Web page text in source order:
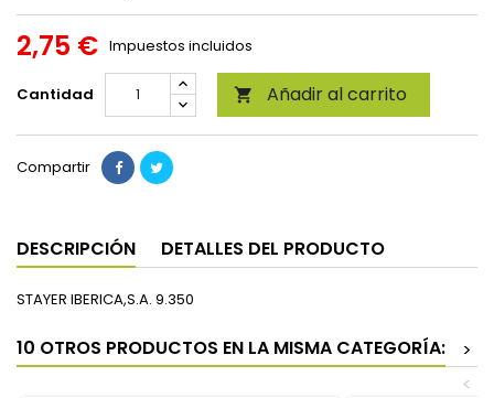
2,75 € Impuestos incluidos
Cantidad  Añadir al carrito
Compartir
DESCRIPCIÓN DETALLES DEL PRODUCTO
STAYER IBERICA,S.A. 9.350
10 OTROS PRODUCTOS EN LA MISMA CATEGORÍA:
>
<